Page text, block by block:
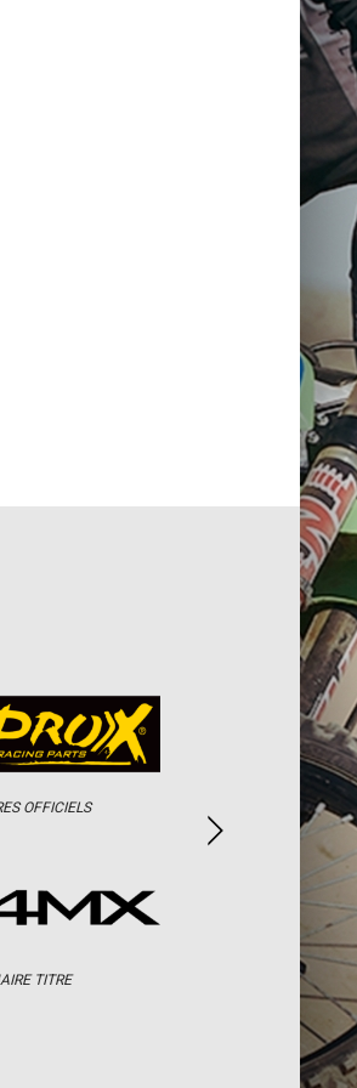
OFFICIELS
TITRE